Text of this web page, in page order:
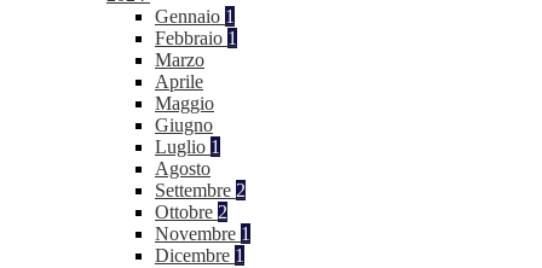
Gennaio 1
Febbraio 1
Marzo
Aprile
Maggio
Giugno
Luglio 1
Agosto
Settembre 2
Ottobre 2
Novembre 1
Dicembre 1